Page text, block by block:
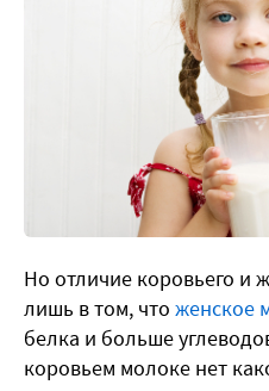
Но отличие коровьего и
лишь в том, что женское
белка и больше
коровьем молоке нет